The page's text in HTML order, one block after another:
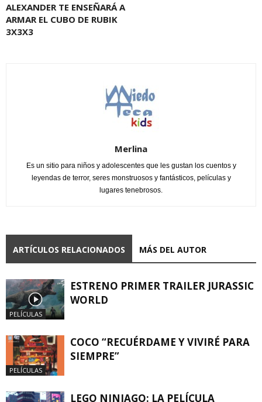
ALEXANDER TE ENSEÑARÁ A
ARMAR EL CUBO DE RUBIK
3X3X3
Merlina
Es un sitio para niños y adolescentes que les gustan los cuentos y
leyendas de terror, seres monstruosos y fantásticos, películas y
lugares tenebrosos.
ARTÍCULOS RELACIONADOS MÁS DEL AUTOR
PELÍCULAS
ESTRENO PRIMER TRAILER JURASSIC
WORLD
PELÍCULAS
COCO “RECUÉRDAME Y VIVIRÉ PARA
SIEMPRE”
LEGO NINJAGO: LA PELÍCULA